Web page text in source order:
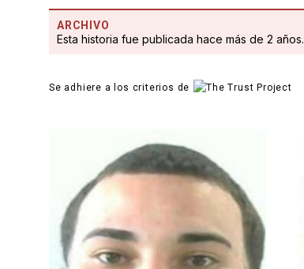
ARCHIVO
Esta historia fue publicada hace más de 2 años.
Se adhiere a los criterios de